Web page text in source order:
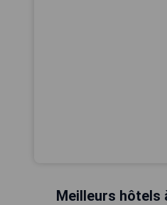
Meilleurs hôtels